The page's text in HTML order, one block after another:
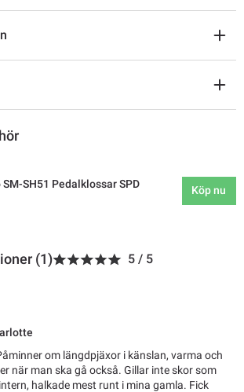
SH51 Pedalklossar SPD
Köp nu
(1) 5 / 5
om längdpjäxor i känslan, varma och
när man ska gå också. Gillar inte skor som
halkade mest runt i mina gamla. Fick